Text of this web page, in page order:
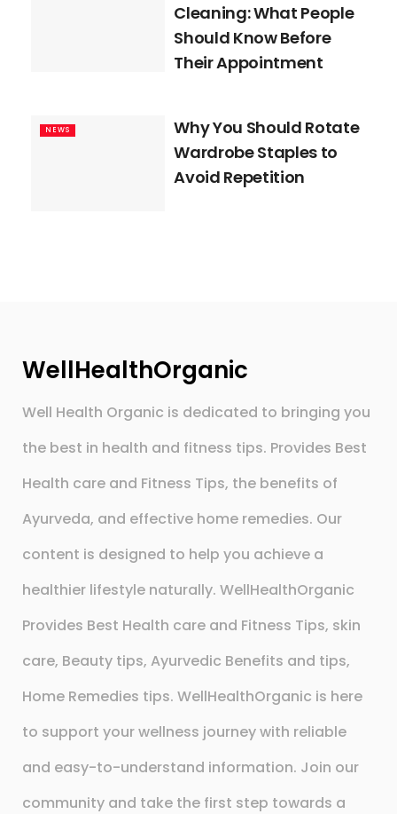
Cleaning: What People
Should Know Before
Their Appointment
NEWS
Why You Should Rotate
Wardrobe Staples to
Avoid Repetition
WellHealthOrganic
Well Health Organic is dedicated to bringing you
the best in health and fitness tips. Provides Best
Health care and Fitness Tips, the benefits of
Ayurveda, and effective home remedies. Our
content is designed to help you achieve a
healthier lifestyle naturally. WellHealthOrganic
Provides Best Health care and Fitness Tips, skin
care, Beauty tips, Ayurvedic Benefits and tips,
Home Remedies tips. WellHealthOrganic is here
to support your wellness journey with reliable
and easy-to-understand information. Join our
community and take the first step towards a